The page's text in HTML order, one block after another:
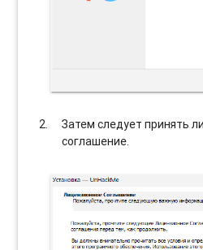
Затем следует принять
соглашение.